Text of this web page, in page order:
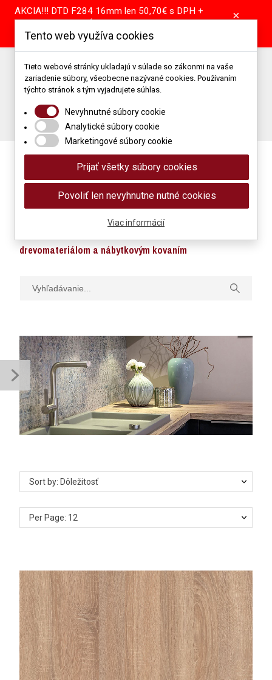
×
AKCIA!!! DTD F284 16mm len 50,70€ s DPH +
pílenie tabule GRÁTIS! DTD A907 16mm len
39,55€ s DPH + pílenie tabule GRÁTIS!
Predajňa: +421 904 867 344 | +421 37 64 25 101
Porez: +421 905 514 679
Podlahové štúdio: +421 907 866 118
Napíšte nám: obchod@mimidrevomaterial.sk
Porez materiálu
drevomateriálom a nábytkovým kovaním
Sort by: Dôležitosť
Per Page: 12
Tento web využíva cookies
Tieto webové stránky ukladajú v súlade so zákonmi na vaše
zariadenie súbory, všeobecne nazývané cookies. Používaním
týchto stránok s tým vyjadrujete súhlas.
Nevyhnutné súbory cookie
Analytické súbory cookie
Marketingové súbory cookie
Prijať všetky súbory cookies
Povoliť len nevyhnutne nutné cookies
Viac informácií